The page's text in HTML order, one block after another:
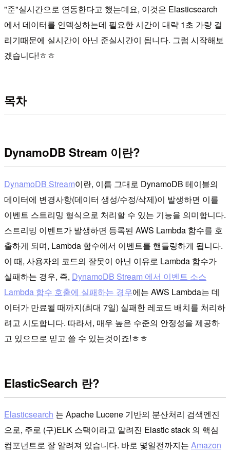
"준"실시간으로 연동한다고 했는데요, 이것은 Elasticsearch
에서 데이터를 인덱싱하는데 필요한 시간이 대략 1초 가량 걸
리기때문에 실시간이 아닌 준실시간이 됩니다. 그럼 시작해보
겠습니다!ㅎㅎ
목차
DynamoDB Stream 이란?
DynamoDB Stream이란, 이름 그대로 DynamoDB 테이블의
데이터에 변경사항(데이터 생성/수정/삭제)이 발생하면 이를
이벤트 스트리밍 형식으로 처리할 수 있는 기능을 의미합니다.
스트리밍 이벤트가 발생하면 등록된 AWS Lambda 함수를 호
출하게 되며, Lambda 함수에서 이벤트를 핸들링하게 됩니다.
이 때, 사용자의 코드의 잘못이 아닌 이유로 Lambda 함수가
실패하는 경우, 즉, DynamoDB Stream 에서 이벤트 소스
Lambda 함수 호출에 실패하는 경우에는 AWS Lambda는 데
이터가 만료될 때까지(최대 7일) 실패한 레코드 배치를 처리하
려고 시도합니다. 따라서, 매우 높은 수준의 안정성을 제공하
고 있으므로 믿고 쓸 수 있는것이죠!ㅎㅎ
ElasticSearch 란?
Elasticsearch 는 Apache Lucene 기반의 분산처리 검색엔진
으로, 주로 (구)ELK 스택이라고 알려진 Elastic stack 의 핵심
컴포넌트로 잘 알려져 있습니다. 바로 몇일전까지는 Amazon